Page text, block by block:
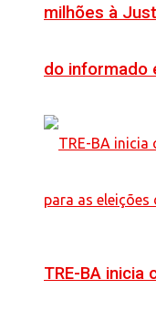
milhões à
do informado
TRE-BA inicia